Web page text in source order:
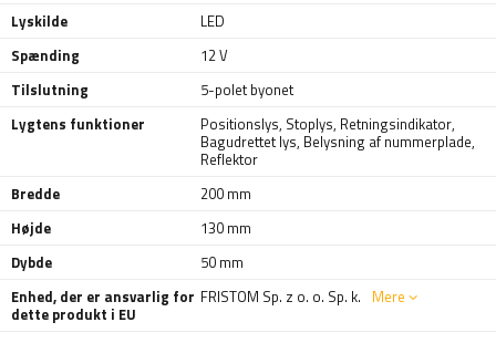
Lyskilde
LED
Spænding
12 V
Tilslutning
5-polet byonet
Lygtens funktioner
Positionslys, Stoplys, Retningsindikator,
Bagudrettet lys, Belysning af nummerplade,
Reflektor
Bredde
200 mm
Højde
130 mm
Dybde
50 mm
Enhed, der er ansvarlig for
dette produkt i EU
FRISTOM Sp. z o. o. Sp. k. Mere